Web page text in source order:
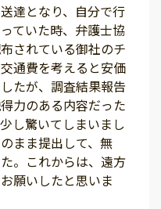
達となり、自分で行
ていた時、弁護士協
されている御社のチ
通費を考えると安価
たが、調査結果報告
力のある内容だった
し驚いてしまいまし
まま提出して、無
。これからは、遠方
願いしたと思いま